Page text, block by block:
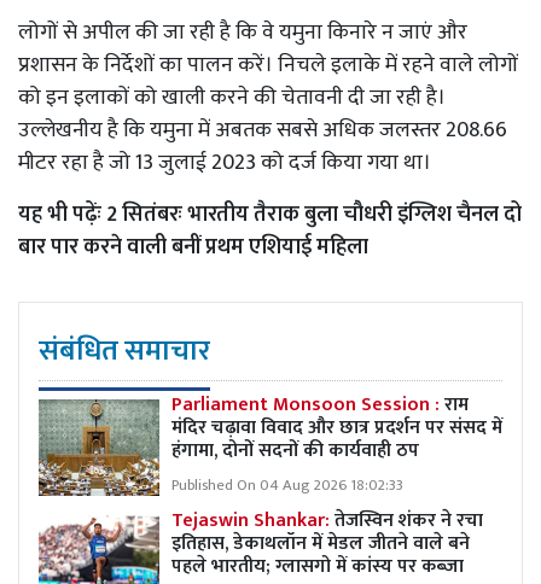
लोगों से अपील की जा रही है कि वे यमुना किनारे न जाएं और
प्रशासन के निर्देशों का पालन करें। निचले इलाके में रहने वाले लोगों
को इन इलाकों को खाली करने की चेतावनी दी जा रही है।
उल्लेखनीय है कि यमुना में अबतक सबसे अधिक जलस्तर 208.66
मीटर रहा है जो 13 जुलाई 2023 को दर्ज किया गया था।
यह भी पढ़ेंः2 सितंबरः भारतीय तैराक बुला चौधरी इंग्लिश चैनल दो
बार पार करने वाली बनीं प्रथम एशियाई महिला
संबंधित समाचार
Parliament Monsoon Session :राम
मंदिर चढ़ावा विवाद और छात्र प्रदर्शन पर संसद में
हंगामा, दोनों सदनों की कार्यवाही ठप
Published On 04 Aug 2026 18:02:33
Tejaswin Shankar:तेजस्विन शंकर ने रचा
इतिहास, डेकाथलॉन में मेडल जीतने वाले बने
पहले भारतीय; ग्लासगो में कांस्य पर कब्जा